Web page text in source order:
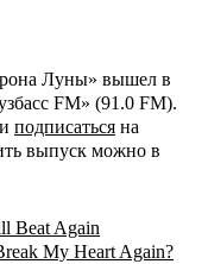
Луны» вышел в
FM» (91.0 FM).
подписаться на
выпуск можно в
Beat Again
My Heart Again?